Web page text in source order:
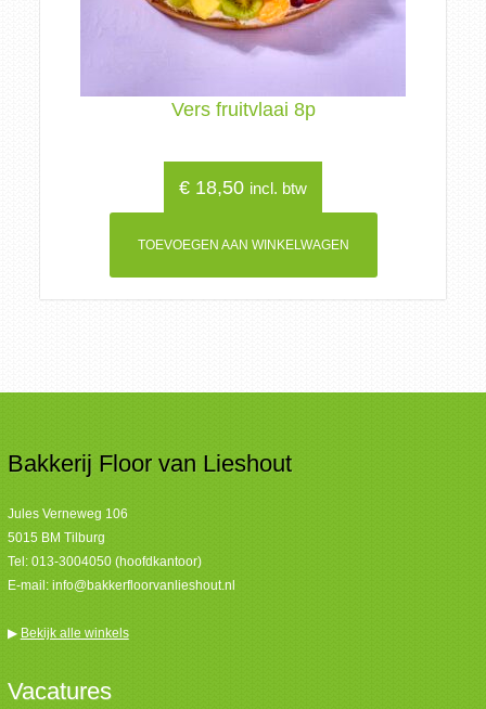
Vers fruitvlaai 8p
€ 18,50 incl. btw
TOEVOEGEN AAN WINKELWAGEN
Bakkerij Floor van Lieshout
Jules Verneweg 106
5015 BM Tilburg
Tel: 013-3004050 (hoofdkantoor)
E-mail: info@bakkerfloorvanlieshout.nl
▶ Bekijk alle winkels
Vacatures